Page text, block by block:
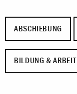
ABSCHIEBUNG
BILDUNG & ARBEIT